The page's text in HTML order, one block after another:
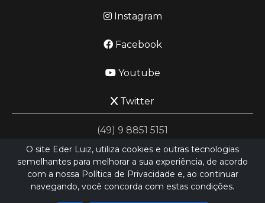
Instagram
Facebook
Youtube
Twitter
(49) 9 8851 5151
jornalismo@ederluiz.com.vc
O site Eder Luiz, utiliza cookies e outras tecnologias
semelhantes para melhorar a sua experiência, de acordo
com a nossa Política de Privacidade e, ao continuar
navegando, você concorda com estas condições.